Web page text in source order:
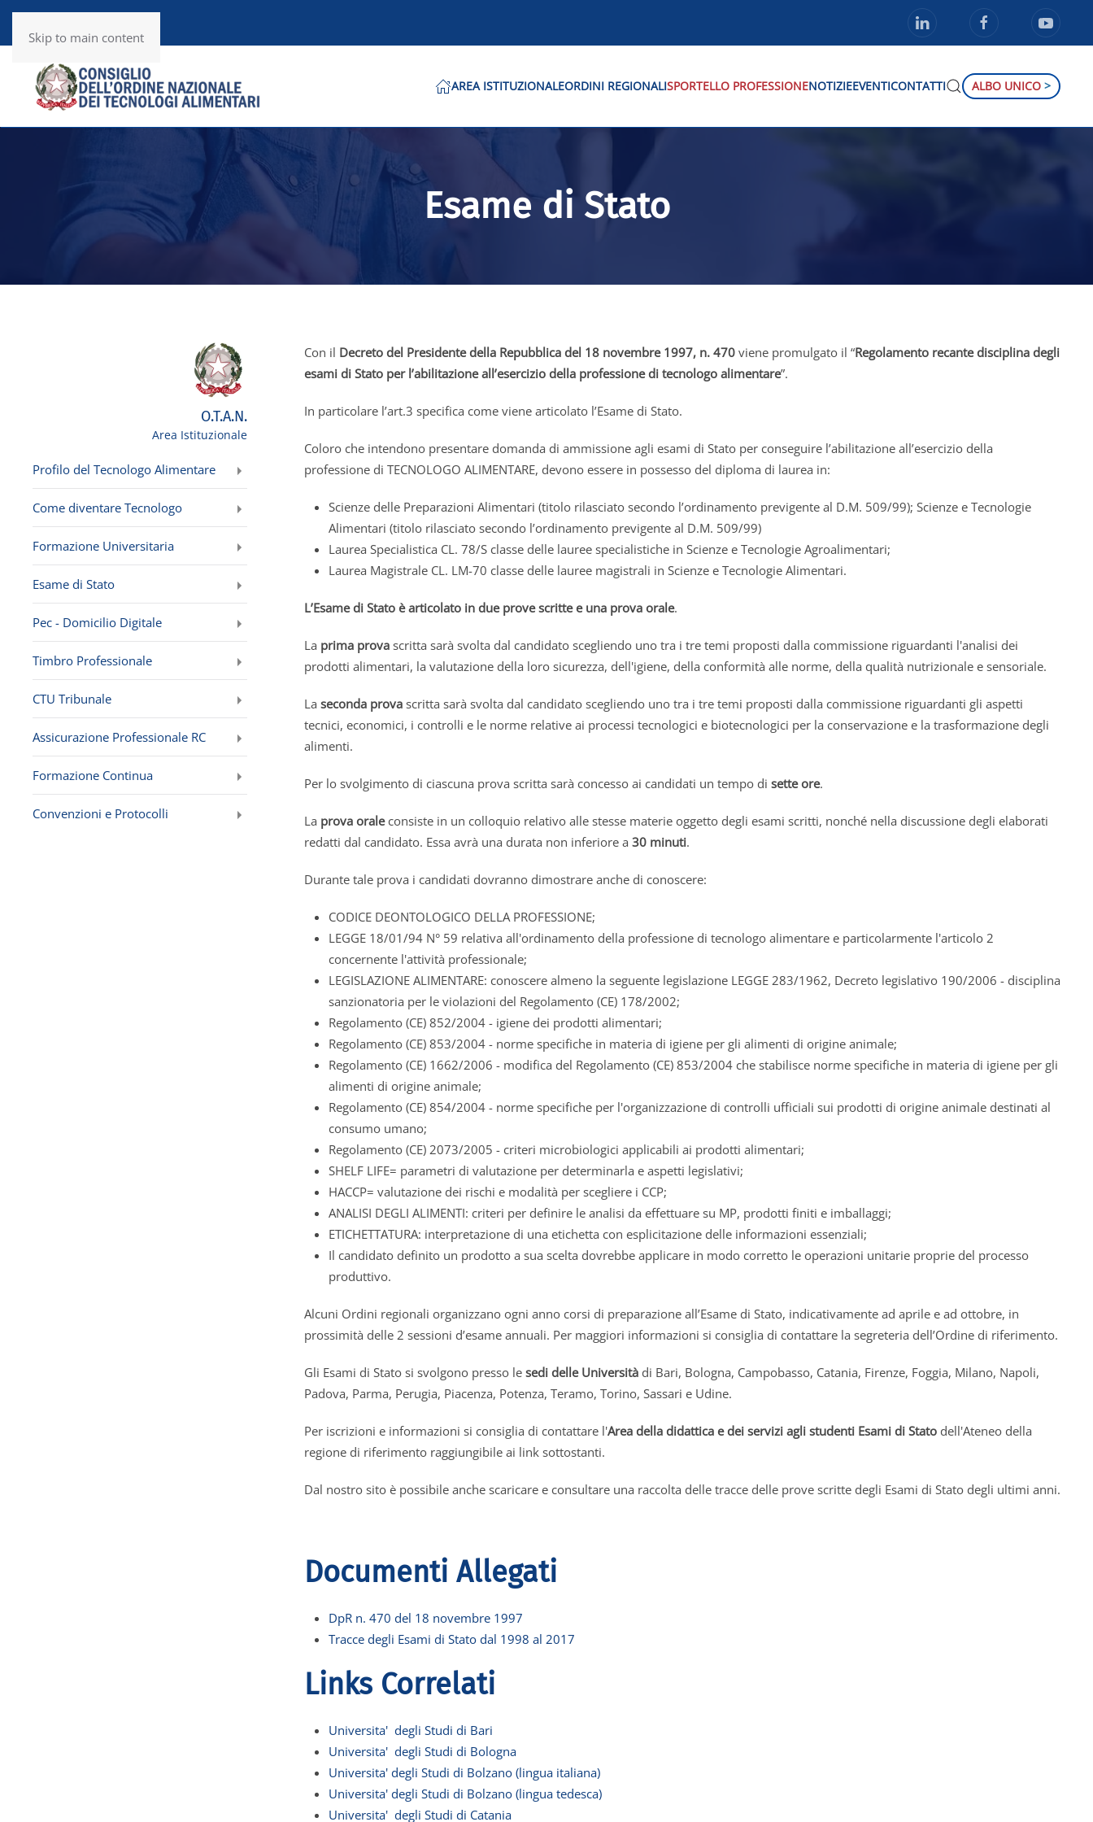
Skip to main content
AREA ISTITUZIONALEORDINI REGIONALISPORTELLO PROFESSIONENOTIZIEEVENTICONTATTI ALBO UNICO >
Esame di Stato
O.T.A.N.
Area Istituzionale
Profilo del Tecnologo Alimentare
Come diventare Tecnologo
Formazione Universitaria
Esame di Stato
Pec - Domicilio Digitale
Timbro Professionale
CTU Tribunale
Assicurazione Professionale RC
Formazione Continua
Convenzioni e Protocolli
Con il Decreto del Presidente della Repubblica del 18 novembre 1997, n. 470viene promulgato il “Regolamento recante disciplina degli
esami di Stato per l’abilitazione all’esercizio della professione di tecnologo alimentare”.
In particolare l’art.3 specifica come viene articolato l’Esame di Stato.
Coloro che intendono presentare domanda di ammissione agli esami di Stato per conseguire l’abilitazione all’esercizio della
professione di TECNOLOGO ALIMENTARE, devono essere in possesso del diploma di laurea in:
Scienze delle Preparazioni Alimentari (titolo rilasciato secondo l’ordinamento previgente al D.M. 509/99); Scienze e Tecnologie
Alimentari (titolo rilasciato secondo l’ordinamento previgente al D.M. 509/99)
Laurea Specialistica CL. 78/S classe delle lauree specialistiche in Scienze e Tecnologie Agroalimentari;
Laurea Magistrale CL. LM-70 classe delle lauree magistrali in Scienze e Tecnologie Alimentari.
L’Esame di Stato è articolato in due prove scritte e una prova orale.
La prima provascritta sarà svolta dal candidato scegliendo uno tra i tre temi proposti dalla commissione riguardanti l'analisi dei
prodotti alimentari, la valutazione della loro sicurezza, dell'igiene, della conformità alle norme, della qualità nutrizionale e sensoriale.
La seconda provascritta sarà svolta dal candidato scegliendo uno tra i tre temi proposti dalla commissione riguardanti gli aspetti
tecnici, economici, i controlli e le norme relative ai processi tecnologici e biotecnologici per la conservazione e la trasformazione degli
alimenti.
Per lo svolgimento di ciascuna prova scritta sarà concesso ai candidati un tempo di sette ore.
La prova oraleconsiste in un colloquio relativo alle stesse materie oggetto degli esami scritti, nonché nella discussione degli elaborati
redatti dal candidato. Essa avrà una durata non inferiore a 30 minuti.
Durante tale prova i candidati dovranno dimostrare anche di conoscere:
CODICE DEONTOLOGICO DELLA PROFESSIONE;
LEGGE 18/01/94 N° 59 relativa all'ordinamento della professione di tecnologo alimentare e particolarmente l'articolo 2
concernente l'attività professionale;
LEGISLAZIONE ALIMENTARE: conoscere almeno la seguente legislazione LEGGE 283/1962, Decreto legislativo 190/2006 - disciplina
sanzionatoria per le violazioni del Regolamento (CE) 178/2002;
Regolamento (CE) 852/2004 - igiene dei prodotti alimentari;
Regolamento (CE) 853/2004 - norme specifiche in materia di igiene per gli alimenti di origine animale;
Regolamento (CE) 1662/2006 - modifica del Regolamento (CE) 853/2004 che stabilisce norme specifiche in materia di igiene per gli
alimenti di origine animale;
Regolamento (CE) 854/2004 - norme specifiche per l'organizzazione di controlli ufficiali sui prodotti di origine animale destinati al
consumo umano;
Regolamento (CE) 2073/2005 - criteri microbiologici applicabili ai prodotti alimentari;
SHELF LIFE= parametri di valutazione per determinarla e aspetti legislativi;
HACCP= valutazione dei rischi e modalità per scegliere i CCP;
ANALISI DEGLI ALIMENTI: criteri per definire le analisi da effettuare su MP, prodotti finiti e imballaggi;
ETICHETTATURA: interpretazione di una etichetta con esplicitazione delle informazioni essenziali;
Il candidato definito un prodotto a sua scelta dovrebbe applicare in modo corretto le operazioni unitarie proprie del processo
produttivo.
Alcuni Ordini regionali organizzano ogni anno corsi di preparazione all’Esame di Stato, indicativamente ad aprile e ad ottobre, in
prossimità delle 2 sessioni d’esame annuali. Per maggiori informazioni si consiglia di contattare la segreteria dell’Ordine di riferimento.
Gli Esami di Stato si svolgono presso le sedi delle Universitàdi Bari, Bologna, Campobasso, Catania, Firenze, Foggia, Milano, Napoli,
Padova, Parma, Perugia, Piacenza, Potenza, Teramo, Torino, Sassari e Udine.
Per iscrizioni e informazioni si consiglia di contattare l'Area della didattica e dei servizi agli studenti Esami di Statodell'Ateneo della
regione di riferimento raggiungibile ai link sottostanti.
Dal nostro sito è possibile anche scaricare e consultare una raccolta delle tracce delle prove scritte degli Esami di Stato degli ultimi anni.
Documenti Allegati
DpR n. 470 del 18 novembre 1997
Tracce degli Esami di Stato dal 1998 al 2017
Links Correlati
Universita' degli Studi di Bari
Universita' degli Studi di Bologna
Universita' degli Studi di Bolzano (lingua italiana)
Universita' degli Studi di Bolzano (lingua tedesca)
Universita' degli Studi di Catania